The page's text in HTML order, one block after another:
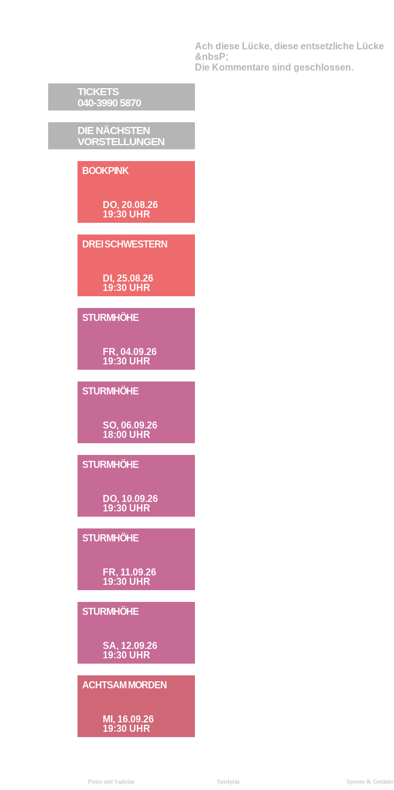
TICKETS
040-3990 5870
DIE NÄCHSTEN
VORSTELLUNGEN
BOOKPINK
DO, 20.08.26
19:30 UHR
DREI SCHWESTERN
DI, 25.08.26
19:30 UHR
STURMHÖHE
FR, 04.09.26
19:30 UHR
STURMHÖHE
SO, 06.09.26
18:00 UHR
STURMHÖHE
DO, 10.09.26
19:30 UHR
STURMHÖHE
FR, 11.09.26
19:30 UHR
STURMHÖHE
SA, 12.09.26
19:30 UHR
ACHTSAM MORDEN
MI, 16.09.26
19:30 UHR
Ach diese Lücke, diese entsetzliche Lücke
&nbsP;
Die Kommentare sind geschlossen.
Preise und Saalplan Spielplan Speisen & Getränke